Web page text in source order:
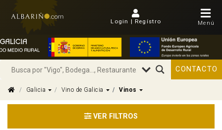
Login | Regístro Menú
CONTACTO
Galicia Dropdown
Vino de Galicia Dropdown
Vinos Dropdown
VER FILTROS